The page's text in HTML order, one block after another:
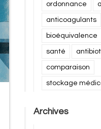
ordonnance
anticoagulants
bioéquivalence
santé
comparaison
stockage
Archives